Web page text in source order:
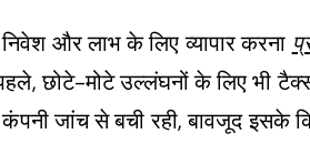
और लाभ के लिए व्यापार करना
छोटे-मोटे उल्लंघनों के लिए भी
जांच से बची रही, बावजूद इसके कि